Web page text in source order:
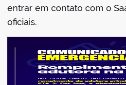
entrar em contato com o
oficiais.